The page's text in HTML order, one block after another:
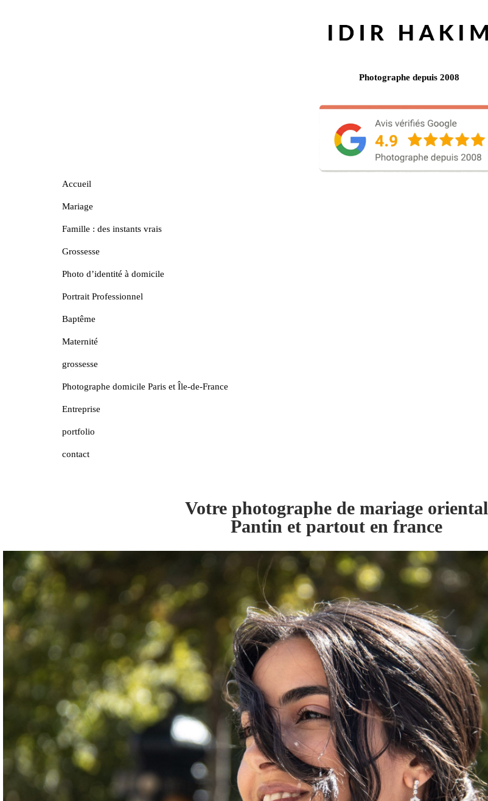
Photographe depuis 2008
Accueil
Mariage
Famille : des instants vrais
Grossesse
Photo d’identité à domicile
Portrait Professionnel
Baptême
Maternité
grossesse
Photographe domicile Paris et Île-de-France
Entreprise
portfolio
contact
Votre photographe de mariage oriental
Pantin et partout en france